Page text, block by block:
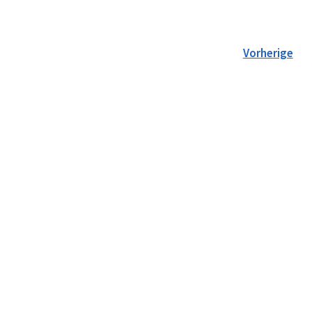
Seitennummerierung
Vorherige